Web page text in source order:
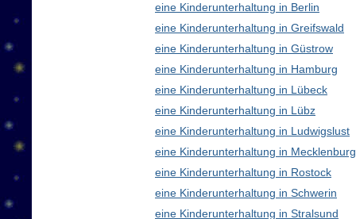
eine Kinderunterhaltung in Berlin
eine Kinderunterhaltung in Greifswald
eine Kinderunterhaltung in Güstrow
eine Kinderunterhaltung in Hamburg
eine Kinderunterhaltung in Lübeck
eine Kinderunterhaltung in Lübz
eine Kinderunterhaltung in Ludwigslust
eine Kinderunterhaltung in
eine Kinderunterhaltung in Rostock
eine Kinderunterhaltung in Schwerin
eine Kinderunterhaltung in Stralsund